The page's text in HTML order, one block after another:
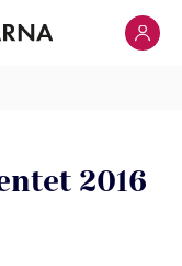
Klicka
2016